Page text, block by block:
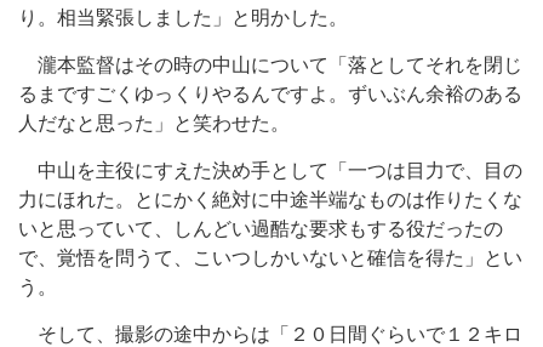
り。相当緊張しました」と明かした。
瀧本監督はその時の中山について「落としてそれを閉じ
るまですごくゆっくりやるんですよ。ずいぶん余裕のある
人だなと思った」と笑わせた。
中山を主役にすえた決め手として「一つは目力で、目の
力にほれた。とにかく絶対に中途半端なものは作りたくな
いと思っていて、しんどい過酷な要求もする役だったの
で、覚悟を問うて、こいつしかいないと確信を得た」とい
う。
そして、撮影の途中からは「２０日間ぐらいで１２キロ